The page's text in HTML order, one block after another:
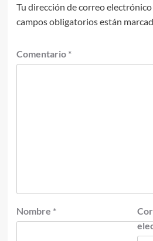
Tu dirección de correo electrónico
campos obligatorios están
Comentario *
Nombre *